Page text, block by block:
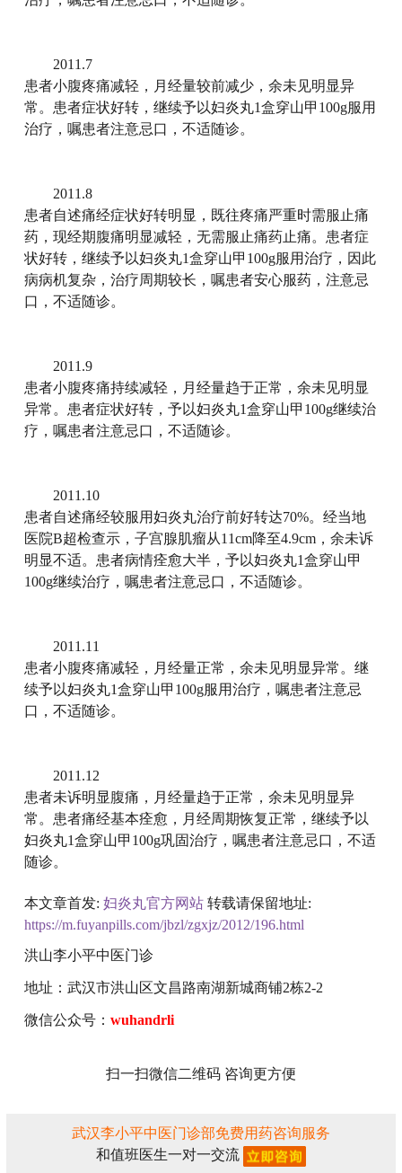
2011.7
患者小腹疼痛减轻，月经量较前减少，余未见明显异
常。患者症状好转，继续予以妇炎丸1盒穿山甲100g服用
治疗，嘱患者注意忌口，不适随诊。
2011.8
患者自述痛经症状好转明显，既往疼痛严重时需服止痛
药，现经期腹痛明显减轻，无需服止痛药止痛。患者症
状好转，继续予以妇炎丸1盒穿山甲100g服用治疗，因此
病病机复杂，治疗周期较长，嘱患者安心服药，注意忌
口，不适随诊。
2011.9
患者小腹疼痛持续减轻，月经量趋于正常，余未见明显
异常。患者症状好转，予以妇炎丸1盒穿山甲100g继续治
疗，嘱患者注意忌口，不适随诊。
2011.10
患者自述痛经较服用妇炎丸治疗前好转达70%。经当地
医院B超检查示，子宫腺肌瘤从11cm降至4.9cm，余未诉
明显不适。患者病情痊愈大半，予以妇炎丸1盒穿山甲
100g继续治疗，嘱患者注意忌口，不适随诊。
2011.11
患者小腹疼痛减轻，月经量正常，余未见明显异常。继
续予以妇炎丸1盒穿山甲100g服用治疗，嘱患者注意忌
口，不适随诊。
2011.12
患者未诉明显腹痛，月经量趋于正常，余未见明显异
常。患者痛经基本痊愈，月经周期恢复正常，继续予以
妇炎丸1盒穿山甲100g巩固治疗，嘱患者注意忌口，不适
随诊。
本文章首发: 妇炎丸官方网站 转载请保留地址:
https://m.fuyanpills.com/jbzl/zgxjz/2012/196.html
洪山李小平中医门诊
地址：武汉市洪山区文昌路南湖新城商铺2栋2-2
微信公众号： wuhandrli
扫一扫微信二维码 咨询更方便
武汉李小平中医门诊部免费用药咨询服务
和值班医生一对一交流